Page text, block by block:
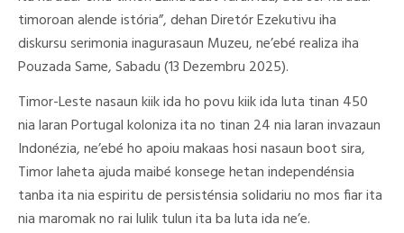
timoroan alende istória”, dehan Diretór Ezekutivu iha
diskursu serimonia inagurasaun Muzeu, ne’ebé realiza iha
Pouzada Same, Sabadu (13 Dezembru 2025).
Timor-Leste nasaun kiik ida ho povu kiik ida luta tinan 450
nia laran Portugal koloniza ita no tinan 24 nia laran invazaun
Indonézia, ne’ebé ho apoiu makaas hosi nasaun boot sira,
Timor laheta ajuda maibé konsege hetan independénsia
tanba ita nia espiritu de persisténsia solidariu no mos fiar ita
nia maromak no rai lulik tulun ita ba luta ida ne’e.